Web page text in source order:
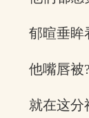
郁暄垂
他嘴唇被
就在这